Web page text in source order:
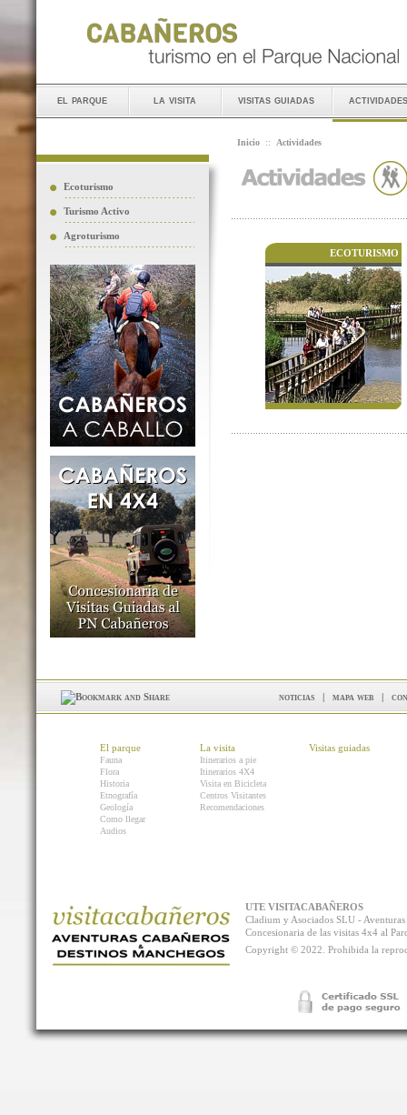
el parque la visita visitas guiadas actividades
Ecoturismo
Turismo Activo
Agroturismo
Inicio :: Actividades
ECOTURISMO
noticias | mapa web |
El parque
Fauna
Flora
Historia
Etnografía
Geología
Como llegar
Audios
La visita
Itinerarios a pie
Itinerarios 4X4
Visita en Bicicleta
Centros Visitantes
Recomendaciones
Visitas guiadas
UTE VISITACABAÑEROS
Cladium y Asociados SLU -
Concesionaria de las visitas 4x4 al
Copyright © 2022. Prohibida la